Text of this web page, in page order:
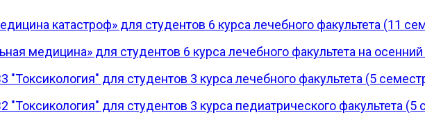
катастроф» для студентов 6 курса лечебного факультета (11
медицина» для студентов 6 курса лечебного факультета на
для студентов 3 курса лечебного факультета (5
для студентов 3 курса педиатрического факультета